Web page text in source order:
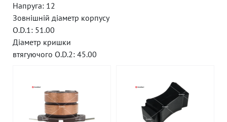
Напруга: 12
Зовнішній діаметр корпусу
O.D.1: 51.00
Діаметр кришки
втягуючого O.D.2: 45.00